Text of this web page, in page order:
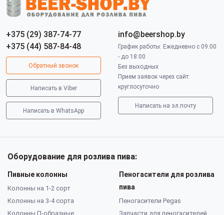
+375 (29) 387-74-77
+375 (44) 587-84-48
Обратный звонок
Написать в Viber
Написать в WhatsApp
info@beershop.by
График работы: Ежедневно с 09:00
- до 18:00
Без выходных
Прием заявок через сайт:
круглосуточно
Написать на эл.почту
Оборудование для розлива пива:
Пивные колонны
Колонны на 1-2 сорт
Колонны на 3-4 сорта
Колонны П-образные
Пеногасители для розлива
пива
Пеногасители Pegas
Запчасти для пеногасителей